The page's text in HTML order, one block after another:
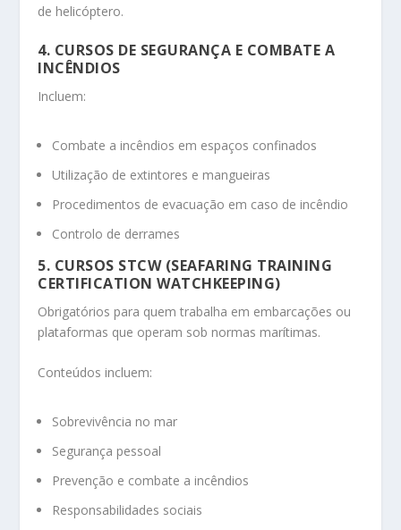
de helicóptero.
4. CURSOS DE SEGURANÇA E COMBATE A
INCÊNDIOS
Incluem:
Combate a incêndios em espaços confinados
Utilização de extintores e mangueiras
Procedimentos de evacuação em caso de incêndio
Controlo de derrames
5. CURSOS STCW (SEAFARING TRAINING
CERTIFICATION WATCHKEEPING)
Obrigatórios para quem trabalha em embarcações ou
plataformas que operam sob normas marítimas.
Conteúdos incluem:
Sobrevivência no mar
Segurança pessoal
Prevenção e combate a incêndios
Responsabilidades sociais